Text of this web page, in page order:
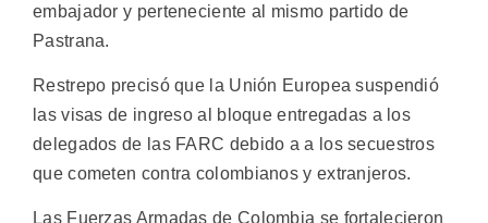
embajador y perteneciente al mismo partido de
Pastrana.
Restrepo precisó que la Unión Europea suspendió
las visas de ingreso al bloque entregadas a los
delegados de las FARC debido a a los secuestros
que cometen contra colombianos y extranjeros.
Las Fuerzas Armadas de Colombia se fortalecieron